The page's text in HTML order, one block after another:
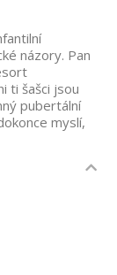
názory. Pan
ti šašci jsou
pubertální
myslí,